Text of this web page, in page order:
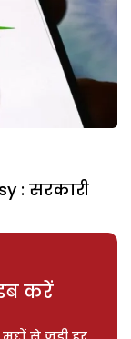
: सरकारी
करें